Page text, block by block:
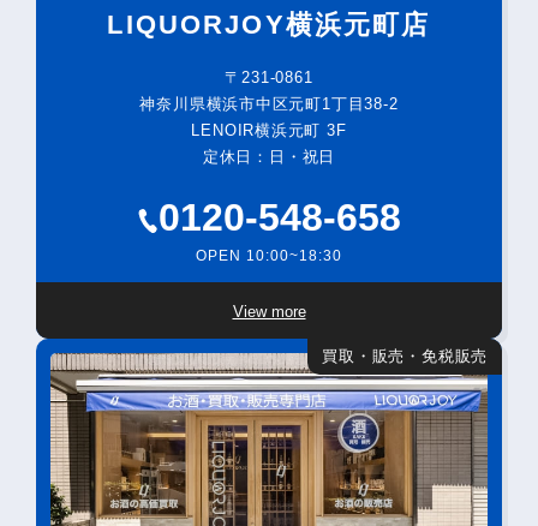
LIQUORJOY横浜元町店
〒231-0861
神奈川県横浜市中区元町1丁目38-2
LENOIR横浜元町 3F
定休日：日・祝日
0120-548-658
OPEN 10:00~18:30
View more
買取・販売・免税販売